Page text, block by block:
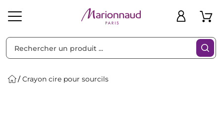
Crayon cire pour sourcils
Filtres